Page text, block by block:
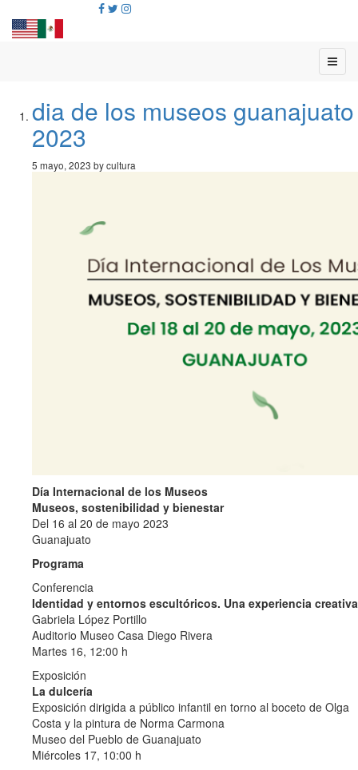
dia de los museos guanajuato
2023
5 mayo, 2023 by cultura
Día Internacional de los Museos
Museos, sostenibilidad y bienestar
Del 16 al 20 de mayo 2023
Guanajuato
Programa
Conferencia
Identidad y entornos escultóricos. Una experiencia creativa
Gabriela López Portillo
Auditorio Museo Casa Diego Rivera
Martes 16, 12:00 h
Exposición
La dulcería
Exposición dirigida a público infantil en torno al boceto de Olga
Costa y la pintura de Norma Carmona
Museo del Pueblo de Guanajuato
Miércoles 17, 10:00 h